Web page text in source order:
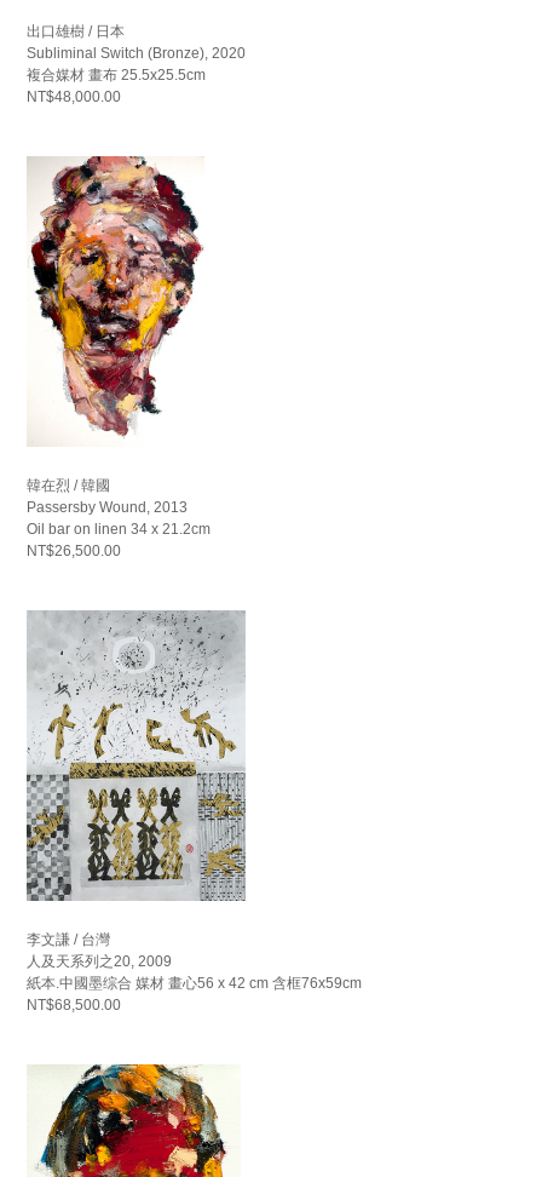
出口雄樹 / 日本
Subliminal Switch (Bronze), 2020
複合媒材 畫布 25.5x25.5cm
NT$48,000.00
韓在烈 / 韓國
Passersby Wound, 2013
Oil bar on linen 34 x 21.2cm
NT$26,500.00
李文謙 / 台灣
人及天系列之20, 2009
紙本.中國墨综合 媒材 畫心56 x 42 cm 含框76x59cm
NT$68,500.00